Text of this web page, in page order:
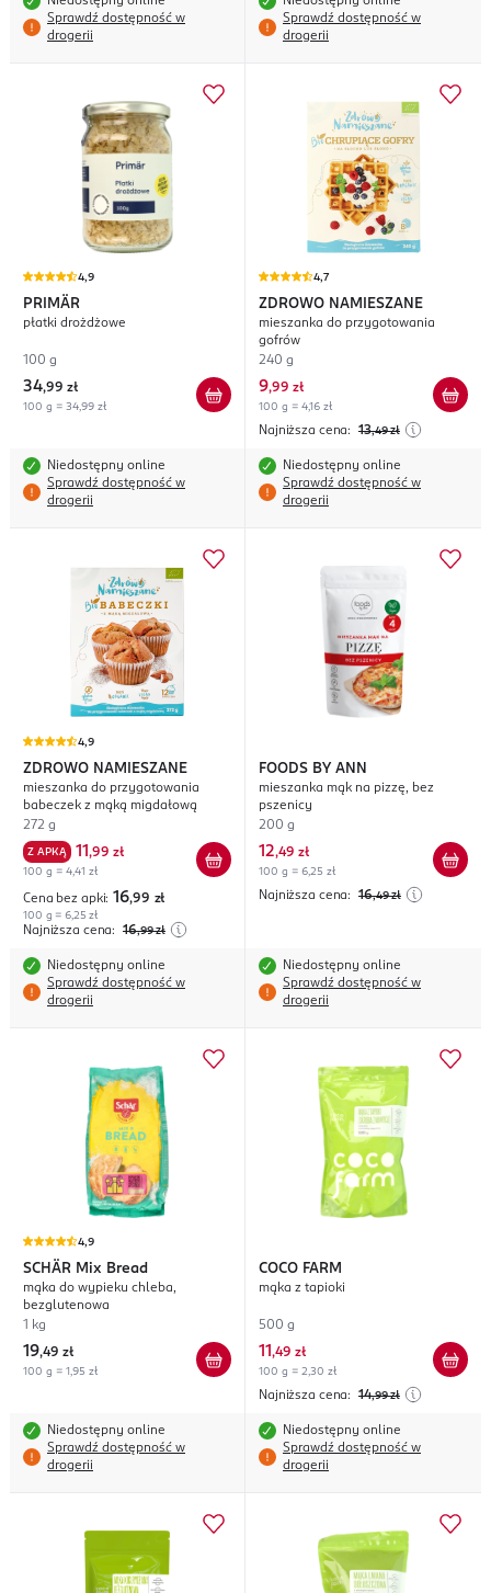
Sprawdź dostępność w
drogerii
Sprawdź dostępność w
drogerii
4,9
PRIMÄR
płatki drożdżowe
100 g
34,99 zł
100 g = 34,99 zł
Niedostępny online
Sprawdź dostępność w
drogerii
4,7
ZDROWO NAMIESZANE
mieszanka do przygotowania
gofrów
240 g
9,99 zł
100 g = 4,16 zł
Najniższa cena: 13,49 zł
Niedostępny online
Sprawdź dostępność w
drogerii
4,9
ZDROWO NAMIESZANE
mieszanka do przygotowania
babeczek z mąką migdałową
272 g
Z APKĄ 11 ,99 zł
100 g = 4,41 zł
Cena bez apki: 16,99 zł
100 g = 6,25 zł
Najniższa cena: 16,99 zł
Niedostępny online
Sprawdź dostępność w
drogerii
FOODS BY ANN
mieszanka mąk na pizzę, bez
pszenicy
200 g
12,49 zł
100 g = 6,25 zł
Najniższa cena: 16,49 zł
Niedostępny online
Sprawdź dostępność w
drogerii
4,9
SCHÄR Mix Bread
mąka do wypieku chleba,
bezglutenowa
1 kg
19,49 zł
100 g = 1,95 zł
Niedostępny online
Sprawdź dostępność w
drogerii
COCO FARM
mąka z tapioki
500 g
11 ,49 zł
100 g = 2,30 zł
Najniższa cena: 14,99 zł
Niedostępny online
Sprawdź dostępność w
drogerii